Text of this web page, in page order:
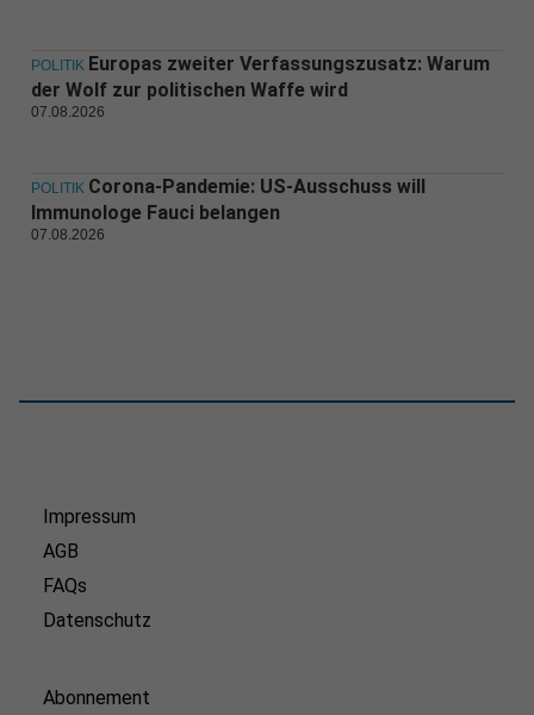
POLITIK Europas zweiter Verfassungszusatz: Warum
der Wolf zur politischen Waffe wird
07.08.2026
POLITIK Corona-Pandemie: US-Ausschuss will
Immunologe Fauci belangen
07.08.2026
Impressum
AGB
FAQs
Datenschutz
Abonnement